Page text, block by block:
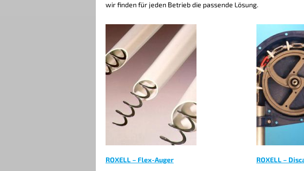
wir finden für jeden Betrieb die passende Lösung.
ROXELL – Flex-Auger ROXELL –